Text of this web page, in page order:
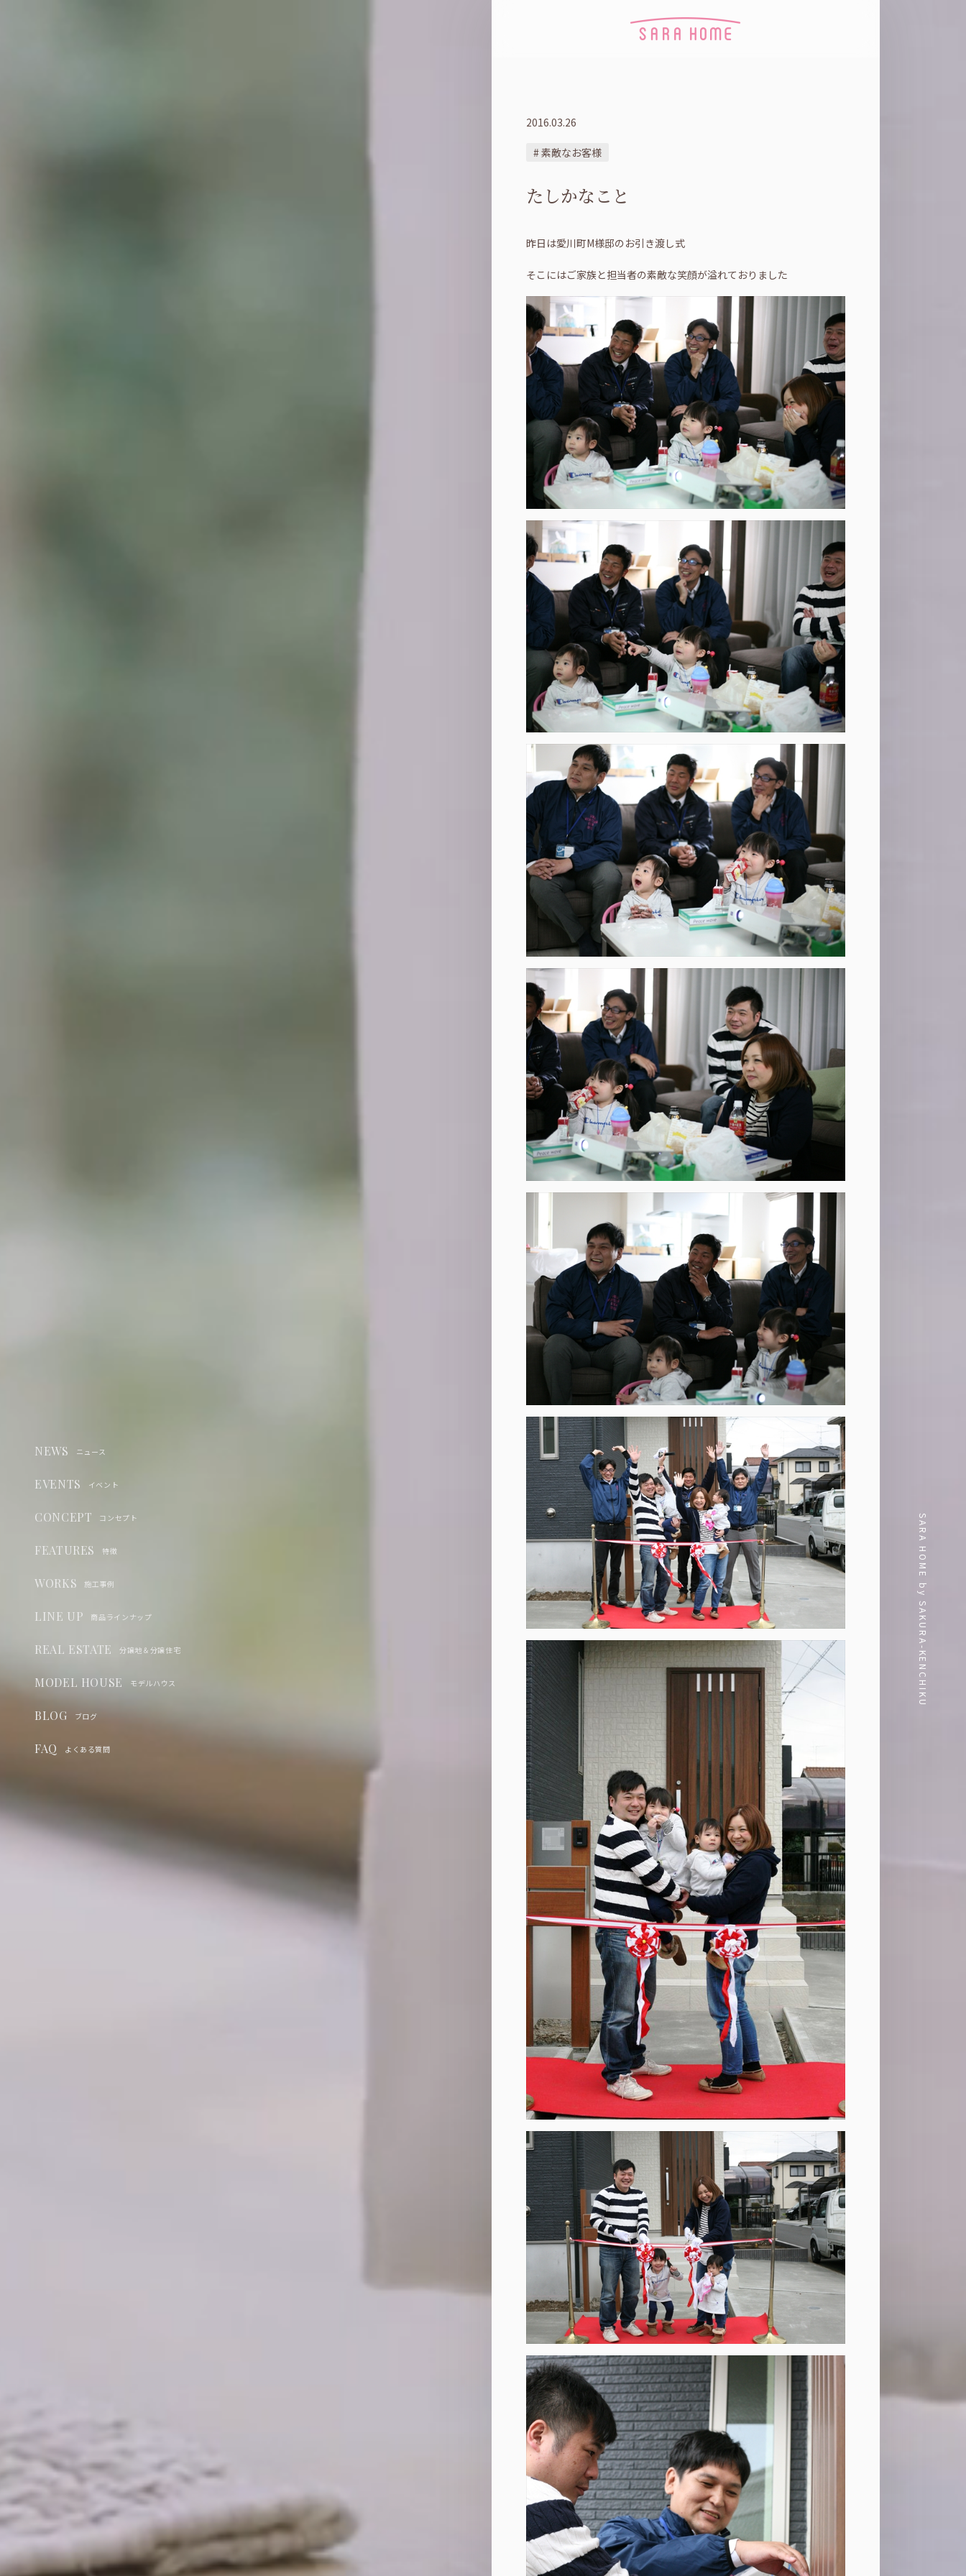
NEWS ニュース
EVENTS イベント
CONCEPT コンセプト
FEATURES 特徴
WORKS 施工事例
LINE UP 商品ラインナップ
REAL ESTATE 分譲地＆分譲住宅
MODEL HOUSE モデルハウス
BLOG ブログ
FAQ よくある質問
SARA HOME by SAKURA-KENCHIKU
2016.03.26
# 素敵なお客様
たしかなこと
昨日は愛川町M様邸のお引き渡し式
そこにはご家族と担当者の素敵な笑顔が溢れておりました